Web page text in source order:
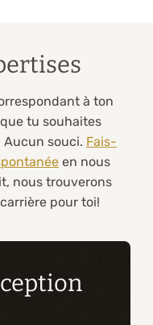
à ton
tu souhaites
Aucun souci. Fais-
en nous
nous trouverons
pour toi!